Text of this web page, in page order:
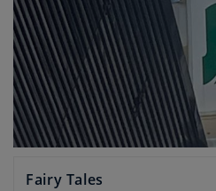
Fairy Tales